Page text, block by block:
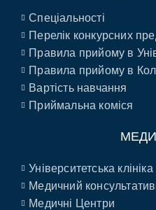
Спеціальності
Перелік конкурсних
Правила прийому в
Правила прийому в
Вартість навчання
Приймальна коміся
Університетська клініка
Медичний
Медичні Центри